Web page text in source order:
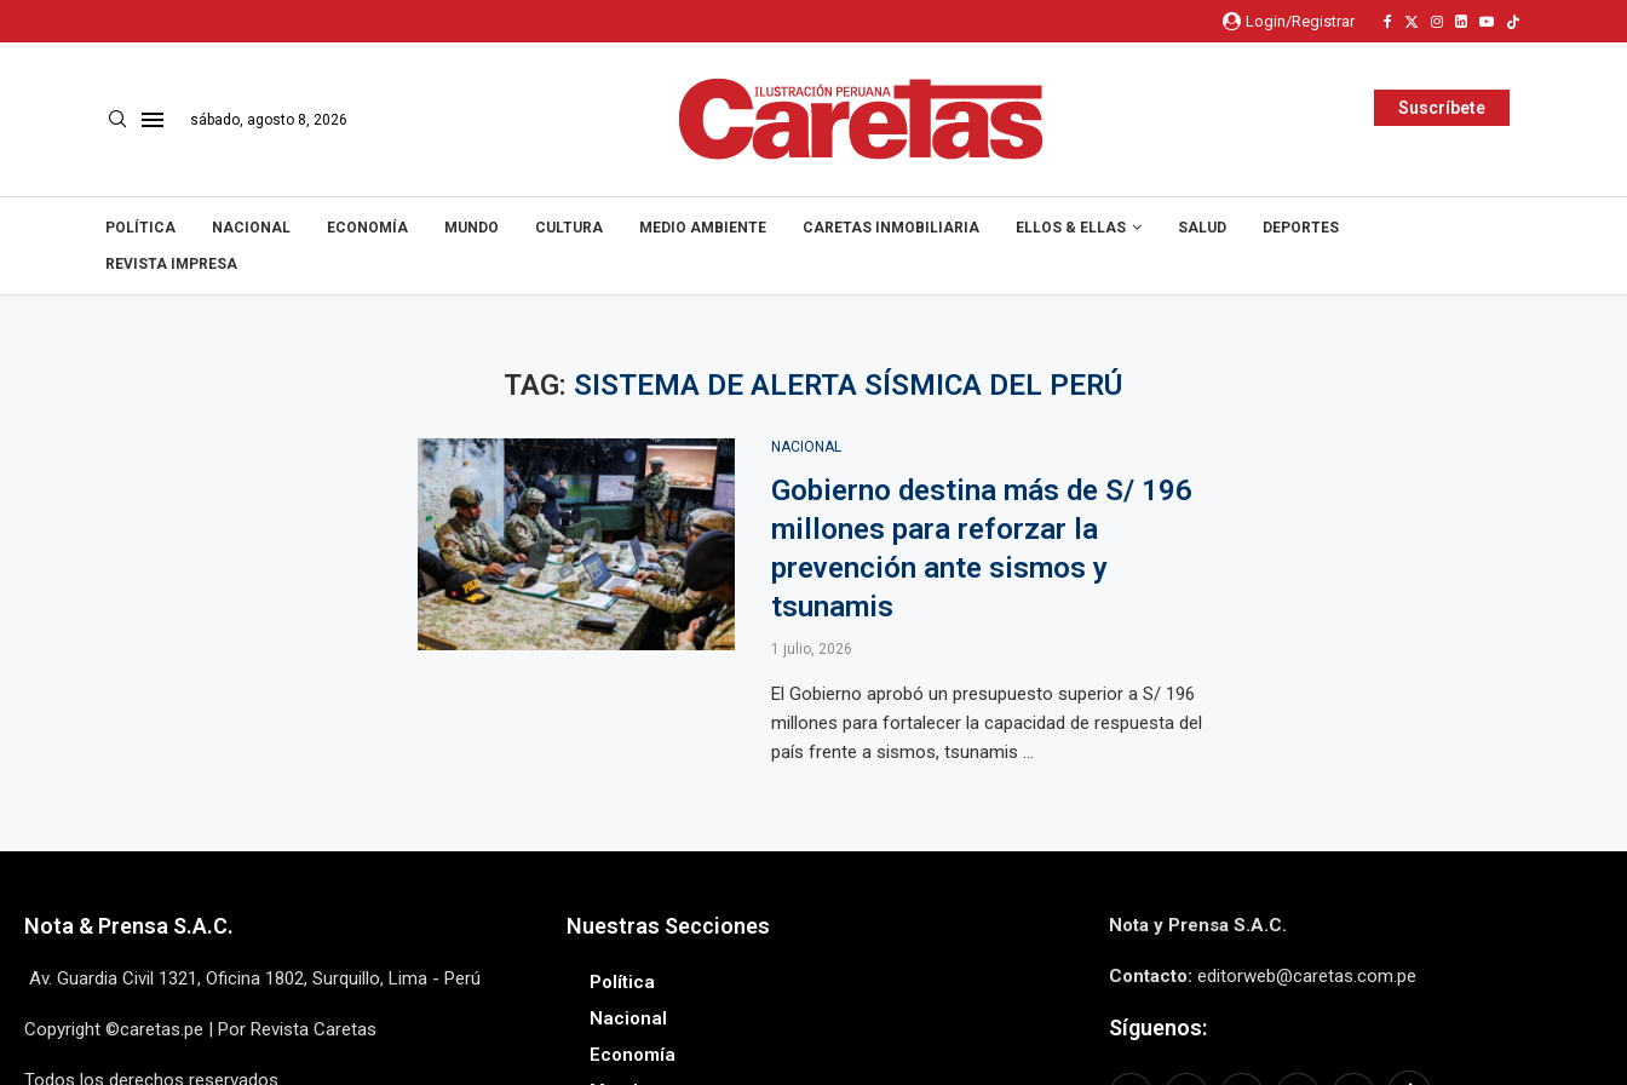
Login/Registrar
sábado, agosto 8, 2026
Suscríbete
POLÍTICA NACIONAL ECONOMÍA MUNDO CULTURA MEDIO AMBIENTE CARETAS INMOBILIARIA ELLOS & ELLAS SALUD DEPORTES
REVISTA IMPRESA
TAG: SISTEMA DE ALERTA SÍSMICA DEL PERÚ
NACIONAL
Gobierno destina más de S/ 196
millones para reforzar la
prevención ante sismos y
tsunamis
1 julio, 2026
El Gobierno aprobó un presupuesto superior a S/ 196
millones para fortalecer la capacidad de respuesta del
país frente a sismos, tsunamis ...
Nota & Prensa S.A.C.
Av. Guardia Civil 1321, Oficina 1802, Surquillo, Lima - Perú
Copyright ©caretas.pe | Por Revista Caretas
Todos los derechos reservados
Nuestras Secciones
Política
Nacional
Economía
Nota y Prensa S.A.C.
Contacto: editorweb@caretas.com.pe
Síguenos: